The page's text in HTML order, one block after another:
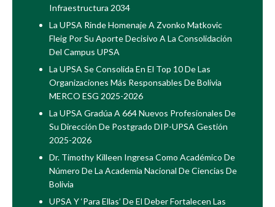
Infraestructura 2034
La UPSA Rinde Homenaje A Zvonko Matkovic
Fleig Por Su Aporte Decisivo A La Consolidación
Del Campus UPSA
La UPSA Se Consolida En El Top 10 De Las
Organizaciones Más Responsables De Bolivia
MERCO ESG 2025-2026
La UPSA Gradúa A 664 Nuevos Profesionales De
Su Dirección De Postgrado DIP-UPSA Gestión
2025-2026
Dr. Timothy Killeen Ingresa Como Académico De
Número De La Academia Nacional De Ciencias De
Bolivia
UPSA Y ‘Para Ellas’ De El Deber Fortalecen Las